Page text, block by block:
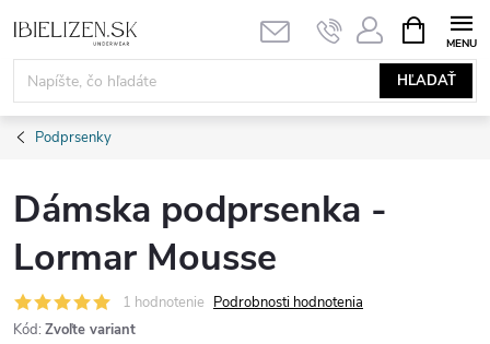
na
obsah
HĽADAŤ
KOŠÍK
Podprsenky
Dámska podprsenka -
Lormar Mousse
1 hodnotenie Podrobnosti hodnotenia
Kód: Zvoľte variant